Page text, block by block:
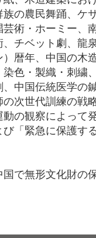
の農民舞踊、ケ
術・ホーミー、
チベット劇、龍
暦年、中国の木
色・製織・刺繍
中国伝統医学の
次世代訓練の戦
の観察によって
「緊急に保護す
で無形文化財の